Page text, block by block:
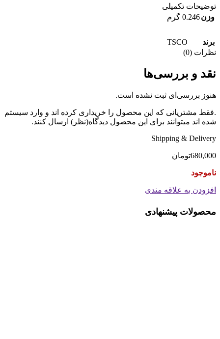
توضیحات تکمیلی
وزن0.246 گرم
برند
TSCO
نظرات (0)
نقد و بررسی‌ها
هنوز بررسی‌ای ثبت نشده است.
.فقط مشتریانی که این محصول را خریداری کرده اند و وارد سیستم
شده اند میتوانند برای این محصول دیدگاه(نظر) ارسال کنند.
Shipping & Delivery
680,000تومان
ناموجود
افزودن به علاقه مندی
محصولات پیشنهادی